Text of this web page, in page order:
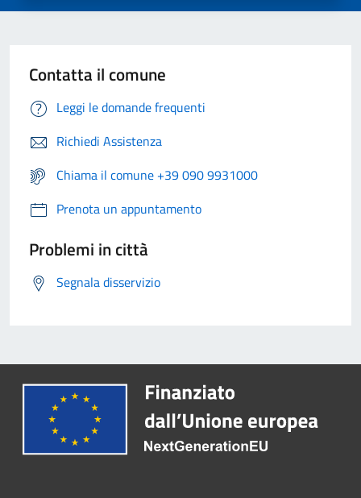
Contatta il comune
Leggi le domande frequenti
Richiedi Assistenza
Chiama il comune +39 090 9931000
Prenota un appuntamento
Problemi in città
Segnala disservizio